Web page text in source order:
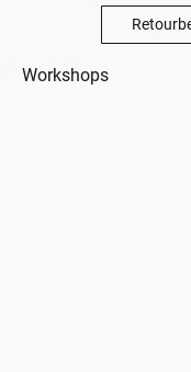
Workshops